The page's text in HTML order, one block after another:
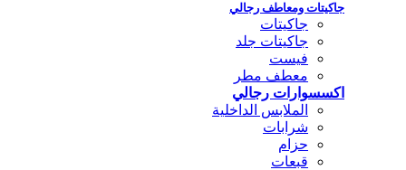
جاكيتات ومعاطف رجالي
جاكيتات
جاكيتات جلد
فيست
معطف مطر
اكسسوارات رجالي
الملابس الداخلية
شرابات
حزام
قبعات